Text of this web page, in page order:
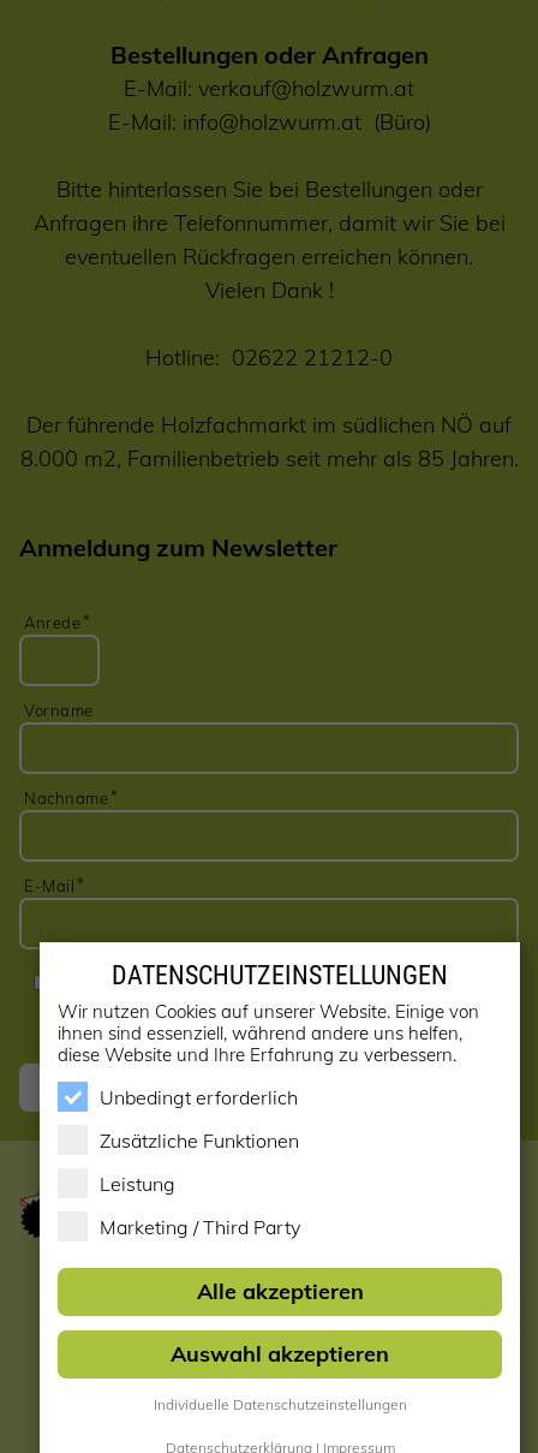
Bestellungen oder Anfragen
E-Mail: verkauf@holzwurm.at
E-Mail: info@holzwurm.at(Büro)
Bitte hinterlassen Sie bei Bestellungen oder
Anfragen ihre Telefonnummer, damit wir Sie bei
eventuellen Rückfragen erreichen können.
Vielen Dank !
Hotline: 02622 21212-0
Der führende Holzfachmarkt im südlichen NÖ auf
8.000 m2, Familienbetrieb seit mehr als 85 Jahren.
Anmeldung zum Newsletter
Anrede
Vorname
Nachname
E-Mail
Ja, ich möchte den Newsletter erhalten! (kann jederzeit
abbestellt werden)
Anmelden
Startseite
Datenschutzerklärung
Impressum & AGB
DATENSCHUTZEINSTELLUNGEN
Wir nutzen Cookies auf unserer Website. Einige von
ihnen sind essenziell, während andere uns helfen,
diese Website und Ihre Erfahrung zu verbessern.
Unbedingt erforderlich
Zusätzliche Funktionen
Leistung
Marketing / Third Party
Alle akzeptieren
Auswahl akzeptieren
Individuelle Datenschutzeinstellungen
Datenschutzerklärung | Impressum